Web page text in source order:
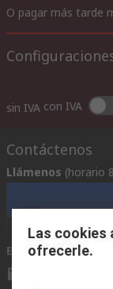
O pagar más tarde
sin IVA con IVA
Contáctenos
Llámenos (horario
Envíenos un email
Las cookies
ofrecerle.